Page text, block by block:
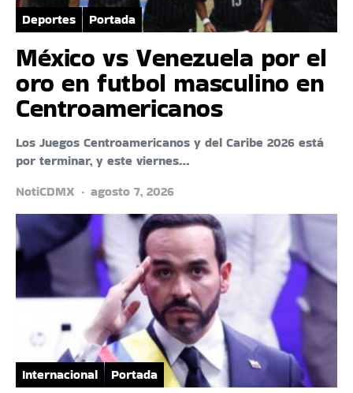
Deportes Portada
México vs Venezuela por el
oro en futbol masculino en
Centroamericanos
Los Juegos Centroamericanos y del Caribe 2026 está
por terminar, y este viernes…
NotiCDMX
agosto 7, 2026
Internacional Portada